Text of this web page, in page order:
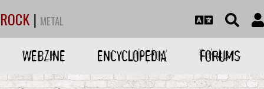
ROCK | METAL
WEBZINE ENCYCLOPEDIA FORUMS